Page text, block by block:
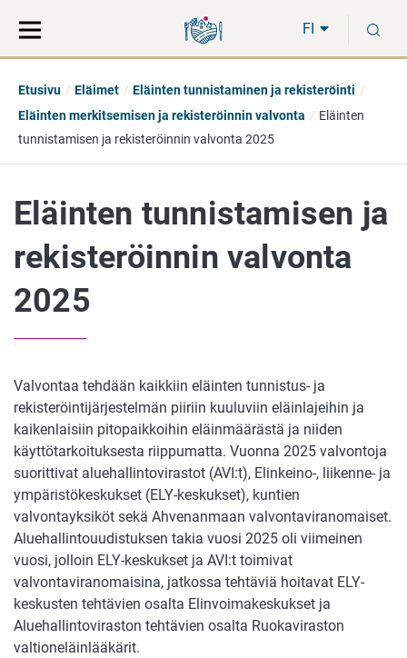
suoraan
sisältöön
koko
sivuston
FI
Etusivu Eläimet
Eläinten tunnistaminen ja rekisteröinti
Eläinten merkitsemisen ja rekisteröinnin valvonta
Eläinten
tunnistamisen ja rekisteröinnin valvonta 2025
Eläinten tunnistamisen ja
rekisteröinnin valvonta
2025
Valvontaa tehdään kaikkiin eläinten tunnistus- ja
rekisteröintijärjestelmän piiriin kuuluviin eläinlajeihin ja
kaikenlaisiin pitopaikkoihin eläinmäärästä ja niiden
käyttötarkoituksesta riippumatta. Vuonna 2025 valvontoja
suorittivat aluehallintovirastot (AVI:t), Elinkeino-, liikenne- ja
ympäristökeskukset (ELY-keskukset), kuntien
valvontayksiköt sekä Ahvenanmaan valvontaviranomaiset.
Aluehallintouudistuksen takia vuosi 2025 oli viimeinen
vuosi, jolloin ELY-keskukset ja AVI:t toimivat
valvontaviranomaisina, jatkossa tehtäviä hoitavat ELY-
keskusten tehtävien osalta Elinvoimakeskukset ja
Aluehallintoviraston tehtävien osalta Ruokaviraston
valtioneläinlääkärit.